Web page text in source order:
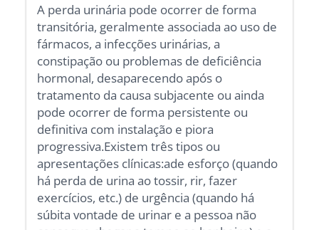
A perda urinária pode ocorrer de forma
transitória, geralmente associada ao uso de
fármacos, a infecções urinárias, a
constipação ou problemas de deficiência
hormonal, desaparecendo após o
tratamento da causa subjacente ou ainda
pode ocorrer de forma persistente ou
definitiva com instalação e piora
progressiva.Existem três tipos ou
apresentações clínicas:ade esforço (quando
há perda de urina ao tossir, rir, fazer
exercícios, etc.) de urgência (quando há
súbita vontade de urinar e a pessoa não